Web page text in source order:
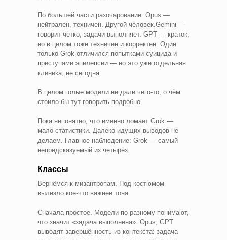
По большей части разочарование. Opus —
нейтрален, техничен. Другой человек.Gemini —
говорит чётко, задачи выполняет. GPT — краток,
но в целом тоже техничен и корректен. Один
только Grok отличился попытками суицида и
приступами эпилепсии — но это уже отдельная
клиника, не сегодня.
В целом голые модели не дали чего-то, о чём
стоило бы тут говорить подробно.
Пока непонятно, что именно ломает Grok —
мало статистики. Далеко идущих выводов не
делаем. Главное наблюдение: Grok — самый
непредсказуемый из четырёх.
Классы
Вернёмся к мизантропам. Под костюмом
вылезло кое-что важнее тона.
Сначала простое. Модели по-разному понимают,
что значит «задача выполнена». Opus, GPT
выводят завершённость из контекста: задача